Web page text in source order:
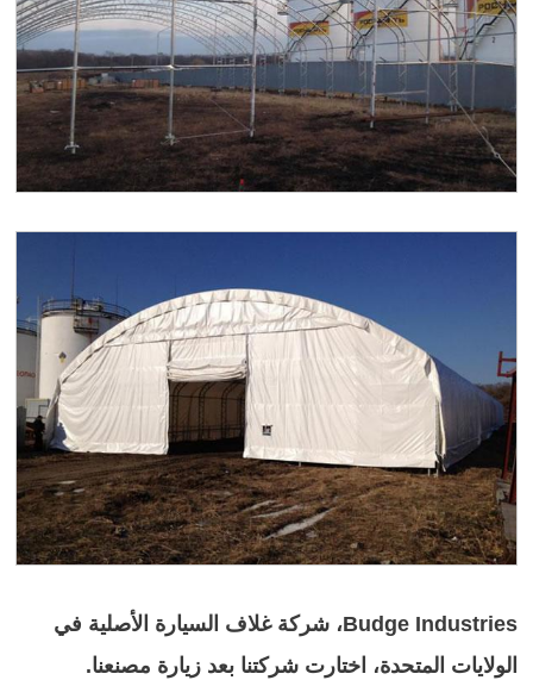
Budge Industries، شركة غلاف السيارة الأصلية في
الولايات المتحدة، اختارت شركتنا بعد زيارة مصنعنا.